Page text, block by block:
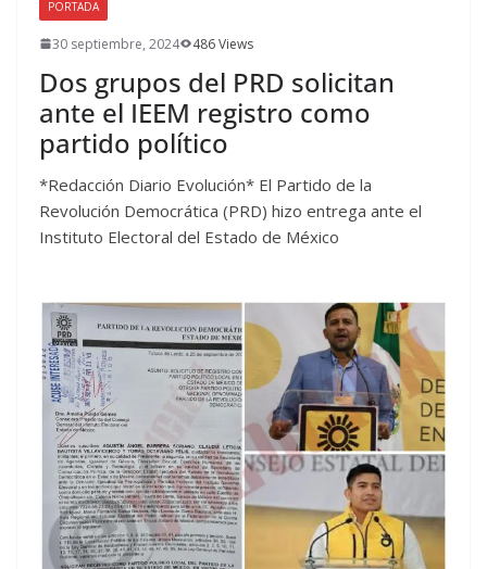
PORTADA
30 septiembre, 2024 486 Views
Dos grupos del PRD solicitan
ante el IEEM registro como
partido político
*Redacción Diario Evolución* El Partido de la
Revolución Democrática (PRD) hizo entrega ante el
Instituto Electoral del Estado de México